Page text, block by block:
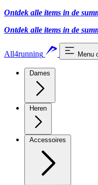
Ontdek alle items in de
Ontdek alle items in de
All4running Menu
Dames
Heren
Accessoires